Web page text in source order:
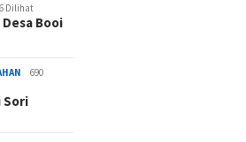
Dilihat
Booi
690
Sori